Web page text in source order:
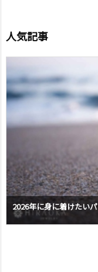
人気記事
2026年に身に着けたい